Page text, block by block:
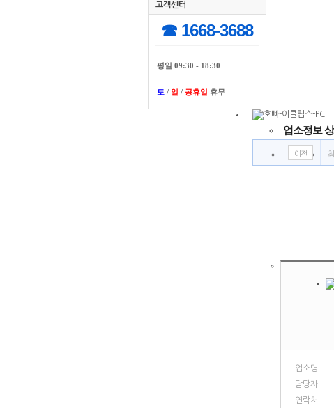
고객센터
☎ 1668-3688
평일 09:30 - 18:30
토 / 일 / 공휴일 휴무
업소정보 상
이전
업소명
담당자
연락처